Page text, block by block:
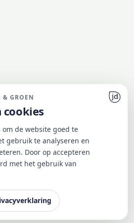
Bestrating & Groen
van de Vreeker Groep
met ♥ door JD Projecten
& GROEN
de website goed te
gebruik te analyseren en
Door op accepteren
met het gebruik van